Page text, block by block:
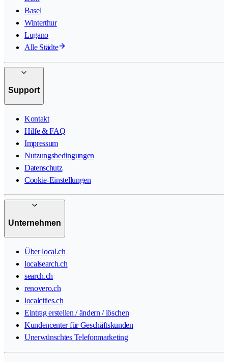
Basel
Winterthur
Lugano
Alle Städte
Support
Kontakt
Hilfe & FAQ
Impressum
Nutzungsbedingungen
Datenschutz
Cookie-Einstellungen
Unternehmen
Über local.ch
localsearch.ch
search.ch
renovero.ch
localcities.ch
Eintrag erstellen / ändern / löschen
Kundencenter für Geschäftskunden
Unerwünschtes Telefonmarketing